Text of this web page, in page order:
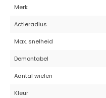
Merk
Actieradius
Max. snelheid
Demontabel
Aantal wielen
Kleur